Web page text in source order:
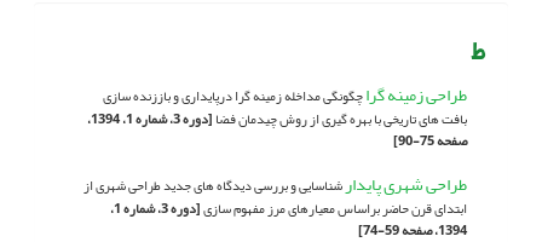
ط
طراحی زمینه گراچگونگی مداخله زمینه گرا درپایداری و باززنده سازی
بافت های تاریخی با بهره گیری از روش چیدمان فضا
[دوره 3، شماره 1، 1394،
صفحه 75-90]
طراحی شهری پایدارشناسایی و بررسی دیدگاه های جدید طراحی شهری از
ابتدای قرن حاضر براساس معیارهای مرز مفهوم سازی
[دوره 3، شماره 1،
1394، صفحه 59-74]